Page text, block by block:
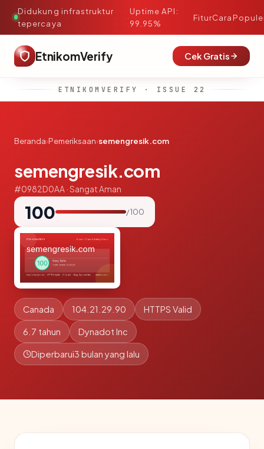
Didukung infrastruktur
tepercaya
·
Uptime API:
99.95%
FiturCara
EtnikomVerify Cek Gratis
ETNIKOMVERIFY · ISSUE 22
Beranda›Pemeriksaan›semengresik.com
semengresik.com
#0982D0AA · Sangat Aman
100 / 100
Canada 104.21.29.90 HTTPS Valid
6.7 tahun Dynadot Inc
Diperbarui3 bulan yang lalu